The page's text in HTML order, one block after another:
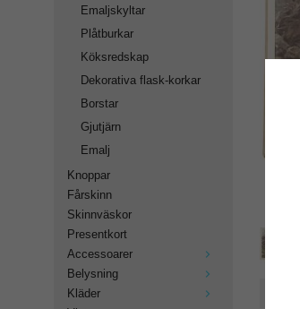
Emaljskyltar
Plåtburkar
Köksredskap
Dekorativa flask-korkar
Borstar
Gjutjärn
Emalj
Knoppar
Fårskinn
Skinnväskor
Presentkort
Accessoarer
Belysning
Kläder